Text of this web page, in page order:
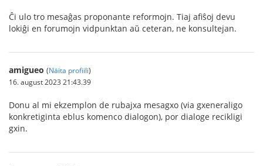
Ĉi ulo tro mesaĝas proponante reformojn. Tiaj afiŝoj devu
lokiĝi en forumojn vidpunktan aŭ ceteran, ne konsultejan.
amigueo (Näita profiili)
16. august 2023 21:43.39
Donu al mi ekzemplon de rubajxa mesagxo (via gxeneraligo
konkretiginta eblus komenco dialogon), por dialoge recikligi
gxin.